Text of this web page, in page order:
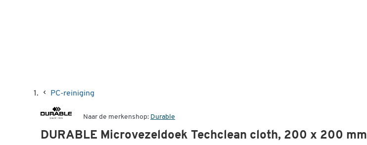
PC-reiniging
Naar de merkenshop: Durable
DURABLE Microvezeldoek Techclean cloth, 200 x 200 mm